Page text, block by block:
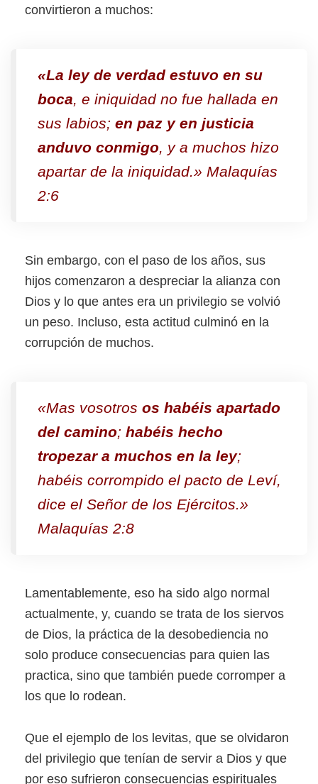
convirtieron a muchos:
«La ley de verdad estuvo en su
boca, e iniquidad no fue hallada en
sus labios; en paz y en justicia
anduvo conmigo, y a muchos hizo
apartar de la iniquidad.» Malaquías
2:6
Sin embargo, con el paso de los años, sus
hijos comenzaron a despreciar la alianza con
Dios y lo que antes era un privilegio se volvió
un peso. Incluso, esta actitud culminó en la
corrupción de muchos.
«Mas vosotros os habéis apartado
del camino; habéis hecho
tropezar a muchos en la ley;
habéis corrompido el pacto de Leví,
dice el Señor de los Ejércitos.»
Malaquías 2:8
Lamentablemente, eso ha sido algo normal
actualmente, y, cuando se trata de los siervos
de Dios, la práctica de la desobediencia no
solo produce consecuencias para quien las
practica, sino que también puede corromper a
los que lo rodean.
Que el ejemplo de los levitas, que se olvidaron
del privilegio que tenían de servir a Dios y que
por eso sufrieron consecuencias espirituales